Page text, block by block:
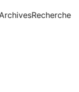
Recherche